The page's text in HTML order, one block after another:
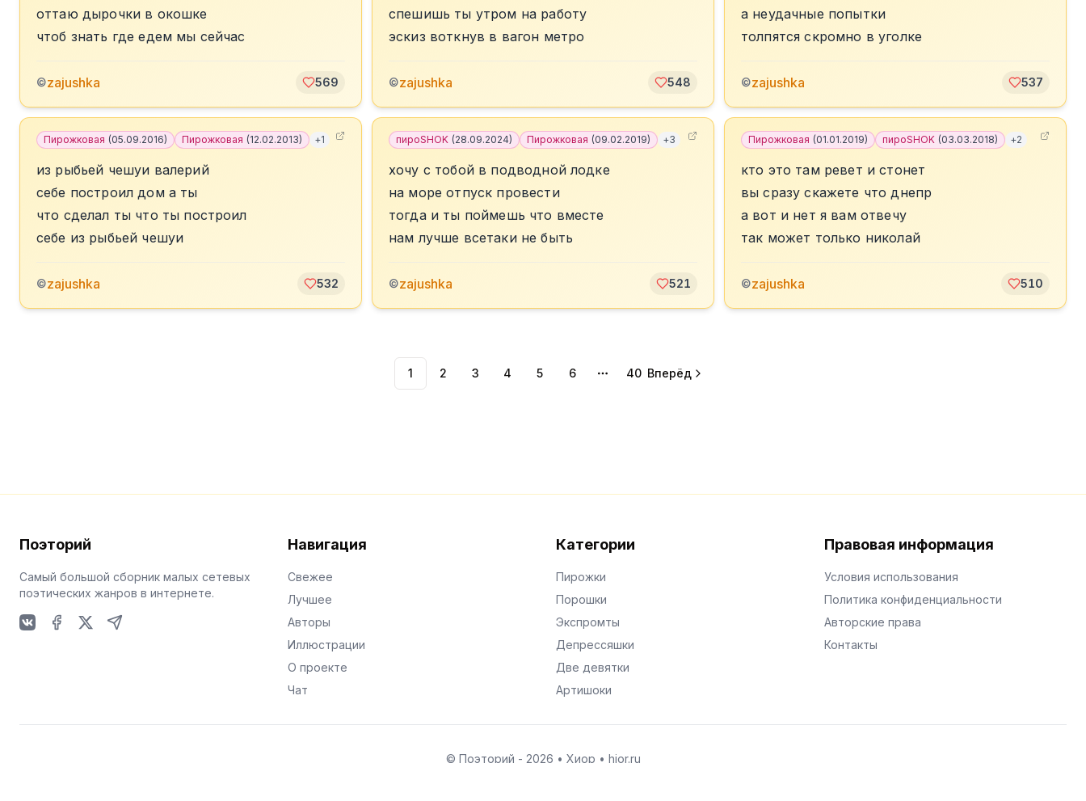
оттаю дырочки в окошке
чтоб знать где едем мы сейчас
©zajushka 569
спешишь ты утром на работу
эскиз воткнув в вагон метро
©zajushka 548
а неудачные попытки
толпятся скромно в уголке
©zajushka 537
Пирожковая (05.09.2016) Пирожковая (12.02.2013) +1
из рыбьей чешуи валерий
себе построил дом а ты
что сделал ты что ты построил
себе из рыбьей чешуи
©zajushka 532
пироSHOK (28.09.2024) Пирожковая (09.02.2019) +3
хочу с тобой в подводной лодке
на море отпуск провести
тогда и ты поймешь что вместе
нам лучше всетаки не быть
©zajushka 521
Пирожковая (01.01.2019) пироSHOK (03.03.2018) +2
кто это там ревет и стонет
вы сразу скажете что днепр
а вот и нет я вам отвечу
так может только николай
©zajushka 510
1 2 3 4 5 6
More pages
40 Вперёд
Поэторий
Самый большой сборник малых сетевых
поэтических жанров в интернете.
Навигация
Свежее
Лучшее
Авторы
Иллюстрации
О проекте
Чат
Категории
Пирожки
Порошки
Экспромты
Депрессяшки
Две девятки
Артишоки
Правовая информация
Условия использования
Политика конфиденциальности
Авторские права
Контакты
© Поэторий - 2026 • Хиор • hior.ru